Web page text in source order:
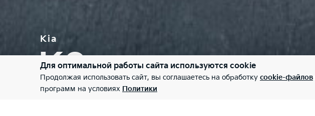
Kia
K9
Для оптимальной работы сайта используются cookie
Продолжая использовать сайт, вы соглашаетесь на обработку cookie-файлов
программ на условиях Политики